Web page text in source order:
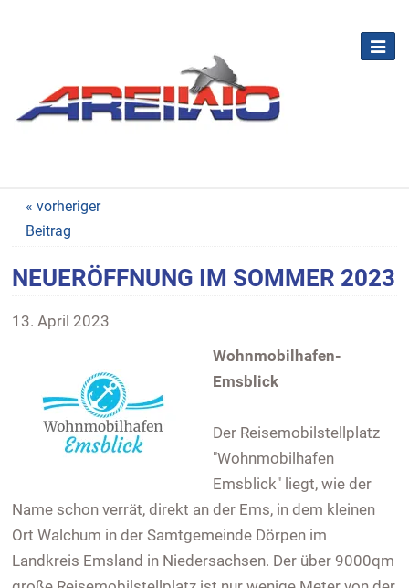
« vorheriger
Beitrag
NEUERÖFFNUNG IM SOMMER 2023
13. April 2023
Wohnmobilhafen-
Emsblick
Der Reisemobilstellplatz
"Wohnmobilhafen
Emsblick" liegt,wie der
Name schon verrät,direkt an der Ems, in dem kleinen
Ort Walchum in der Samtgemeinde Dörpen im
Landkreis Emsland in Niedersachsen. Der über 9000qm